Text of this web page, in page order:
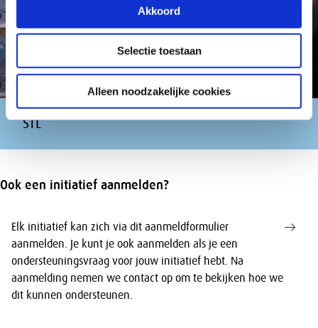
Akkoord
Selectie toestaan
Alleen noodzakelijke cookies
STL
Ook een initiatief aanmelden?
Elk initiatief kan zich via dit aanmeldformulier
aanmelden. Je kunt je ook aanmelden als je een
ondersteuningsvraag voor jouw initiatief hebt. Na
aanmelding nemen we contact op om te bekijken hoe we
dit kunnen ondersteunen.